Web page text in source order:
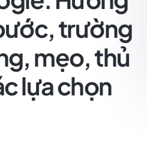
trường
mẹo, thủ
lựa chọn